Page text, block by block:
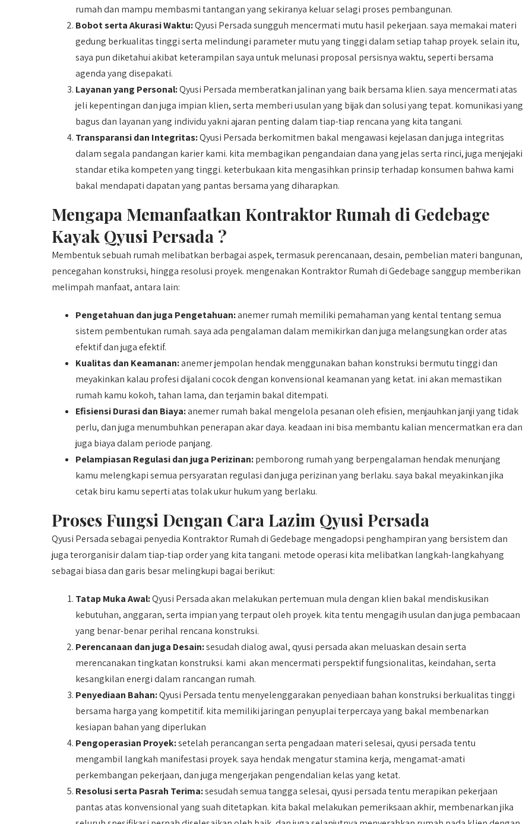
rumah dan mampu membasmi tantangan yang sekiranya keluar selagi proses pembangunan.
Bobot serta Akurasi Waktu:Qyusi Persada sungguh mencermati mutu hasil pekerjaan. saya memakai materi
gedung berkualitas tinggi serta melindungi parameter mutu yang tinggi dalam setiap tahap proyek. selain itu,
saya pun diketahui akibat keterampilan saya untuk melunasi proposal persisnya waktu, seperti bersama
agenda yang disepakati.
Layanan yang Personal:Qyusi Persada memberatkan jalinan yang baik bersama klien. saya mencermati atas
jeli kepentingan dan juga impian klien, serta memberi usulan yang bijak dan solusi yang tepat. komunikasi yang
bagus dan layanan yang individu yakni ajaran penting dalam tiap-tiap rencana yang kita tangani.
Transparansi dan Integritas:Qyusi Persada berkomitmen bakal mengawasi kejelasan dan juga integritas
dalam segala pandangan karier kami. kita membagikan pengandaian dana yang jelas serta rinci, juga menjejaki
standar etika kompeten yang tinggi. keterbukaan kita mengasihkan prinsip terhadap konsumen bahwa kami
bakal mendapati dapatan yang pantas bersama yang diharapkan.
Mengapa Memanfaatkan Kontraktor Rumah di Gedebage
Kayak Qyusi Persada ?
Membentuk sebuah rumah melibatkan berbagai aspek, termasuk perencanaan, desain, pembelian materi bangunan,
pencegahan konstruksi, hingga resolusi proyek. mengenakan Kontraktor Rumah di Gedebage sanggup memberikan
melimpah manfaat, antara lain:
Pengetahuan dan juga Pengetahuan:anemer rumah memiliki pemahaman yang kental tentang semua
sistem pembentukan rumah. saya ada pengalaman dalam memikirkan dan juga melangsungkan order atas
efektif dan juga efektif.
Kualitas dan Keamanan:anemer jempolan hendak menggunakan bahan konstruksi bermutu tinggi dan
meyakinkan kalau profesi dijalani cocok dengan konvensional keamanan yang ketat. ini akan memastikan
rumah kamu kokoh, tahan lama, dan terjamin bakal ditempati.
Efisiensi Durasi dan Biaya:anemer rumah bakal mengelola pesanan oleh efisien, menjauhkan janji yang tidak
perlu, dan juga menumbuhkan penerapan akar daya. keadaan ini bisa membantu kalian mencermatkan era dan
juga biaya dalam periode panjang.
Pelampiasan Regulasi dan juga Perizinan:pemborong rumah yang berpengalaman hendak menunjang
kamu melengkapi semua persyaratan regulasi dan juga perizinan yang berlaku. saya bakal meyakinkan jika
cetak biru kamu seperti atas tolak ukur hukum yang berlaku.
Proses Fungsi Dengan Cara Lazim Qyusi Persada
Qyusi Persada sebagai penyedia Kontraktor Rumah di Gedebage mengadopsi penghampiran yang bersistem dan
juga terorganisir dalam tiap-tiap order yang kita tangani. metode operasi kita melibatkan langkah-langkahyang
sebagai biasa dan garis besar melingkupi bagai berikut:
Tatap Muka Awal:Qyusi Persada akan melakukan pertemuan mula dengan klien bakal mendiskusikan
kebutuhan, anggaran, serta impian yang terpaut oleh proyek. kita tentu mengagih usulan dan juga pembacaan
yang benar-benar perihal rencana konstruksi.
Perencanaan dan juga Desain:sesudah dialog awal, qyusi persada akan meluaskan desain serta
merencanakan tingkatan konstruksi. kami akan mencermati perspektif fungsionalitas, keindahan, serta
kesangkilan energi dalam rancangan rumah.
Penyediaan Bahan:Qyusi Persada tentu menyelenggarakan penyediaan bahan konstruksi berkualitas tinggi
bersama harga yang kompetitif. kita memiliki jaringan penyuplai terpercaya yang bakal membenarkan
kesiapan bahan yang diperlukan
Pengoperasian Proyek:setelah perancangan serta pengadaan materi selesai, qyusi persada tentu
mengambil langkah manifestasi proyek. saya hendak mengatur stamina kerja, mengamat-amati
perkembangan pekerjaan, dan juga mengerjakan pengendalian kelas yang ketat.
Resolusi serta Pasrah Terima:sesudah semua tangga selesai, qyusi persada tentu merapikan pekerjaan
pantas atas konvensional yang suah ditetapkan. kita bakal melakukan pemeriksaan akhir, membenarkan jika